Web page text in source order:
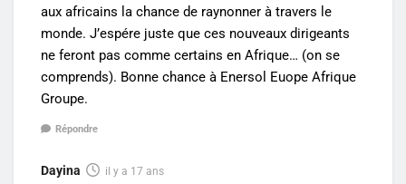
aux africains la chance de raynonner à travers le
monde. J’espére juste que ces nouveaux dirigeants
ne feront pas comme certains en Afrique… (on se
comprends). Bonne chance à Enersol Euope Afrique
Groupe.
Répondre
Dayina il y a 17 ans